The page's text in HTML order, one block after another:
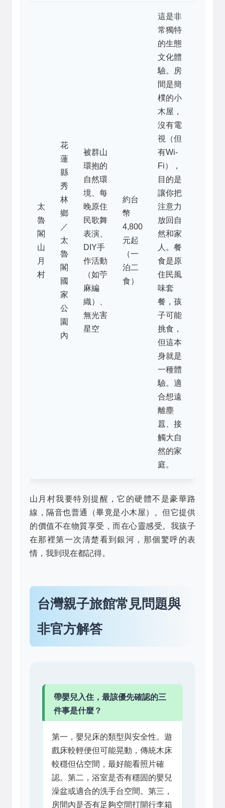
太
魯
閣
山
月
村
花
蓮
縣
秀
林
鄉
／
太
魯
閣
國
家
公
園
內
被群山
環抱的
自然環
境、每
晚原住
民歌舞
表演、
DIY手
作活動
（如苧
麻編
織）、
無光害
星空
約台
幣
4,800
元起
（一
泊二
食）
這是非
常獨特
的生態
文化體
驗。房
間是簡
樸的小
木屋，
沒有電
視（但
有Wi-
Fi），
目的是
讓你把
注意力
放回自
然和家
人。餐
食是原
住民風
味套
餐，孩
子可能
挑食，
但這本
身就是
一種體
驗。適
合想遠
離塵
囂、接
觸大自
然的家
庭。
山月村我要特別提醒，它的硬體不是豪華路
線，隔音也普通（畢竟是小木屋）。但它提供
的價值不在物質享受，而在心靈感受。我孩子
在那裡第一次清楚看到銀河，那個驚呼的表
情，我到現在都記得。
台灣親子旅館常見問題與
非官方解答
帶嬰兒入住，最該優先確認的三
件事是什麼？
第一，嬰兒床的類型與安全性。遊
戲床較輕便但可能晃動，傳統木床
較穩但佔空間，最好能看照片確
認。第二，浴室是否有穩固的嬰兒
澡盆或適合的洗手台空間。第三，
房間內是否有足夠空間打開行李箱